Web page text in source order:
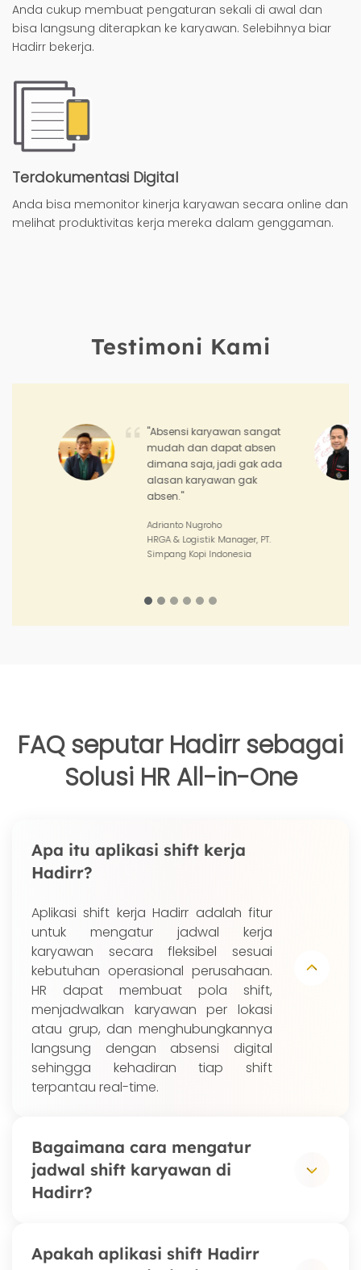
Anda cukup membuat pengaturan sekali di awal dan
bisa langsung diterapkan ke karyawan. Selebihnya biar
Hadirr bekerja.
Terdokumentasi Digital
Anda bisa memonitor kinerja karyawan secara online dan
melihat produktivitas kerja mereka dalam genggaman.
Testimoni Kami
"Dengan Hadirr saya bisa
terbantu dalam memantau
kinerja dan pencapaian aktif
outlet serta target penjualan
tim sales saya."
Joko Junianto
Supervisor Sales, PT. Sinar Asia
Perkasa
FAQ seputar Hadirr sebagai
Solusi HR All-in-One
Apa itu aplikasi shift kerja
Hadirr?
Aplikasi shift kerja Hadirr adalah fitur
untuk mengatur jadwal kerja
karyawan secara fleksibel sesuai
kebutuhan operasional perusahaan.
HR dapat membuat pola shift,
menjadwalkan karyawan per lokasi
atau grup, dan menghubungkannya
langsung dengan absensi digital
sehingga kehadiran tiap shift
terpantau real-time.
Bagaimana cara mengatur
jadwal shift karyawan di
Hadirr?
Admin membuat pola shift (misalnya
Apakah aplikasi shift Hadirr